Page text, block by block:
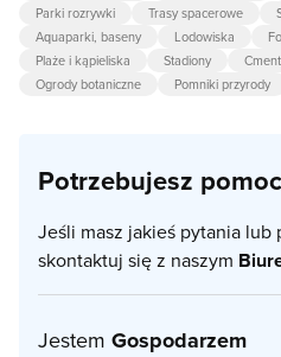
Parki rozrywki
Trasy spacerowe
Aquaparki, baseny
Lodowiska
Plaże i kąpieliska
Stadiony
Ogrody botaniczne
Pomniki przyrody
Potrzebujesz
Jeśli masz jakieś pytania lub
skontaktuj się z naszym
Jestem Gospodarzem